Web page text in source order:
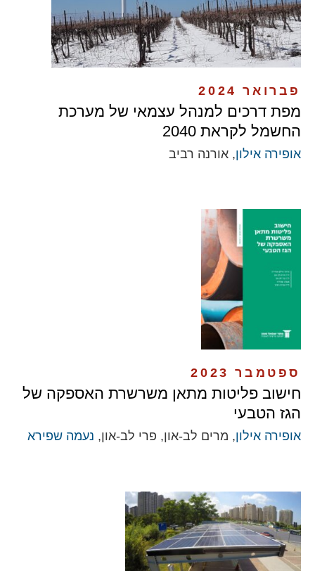
פברואר 2024
מפת דרכים למנהל עצמאי של מערכת
החשמל לקראת 2040
אופירה אילון, אורנה רביב
ספטמבר 2023
חישוב פליטות מתאן משרשרת האספקה של
הגז הטבעי
אופירה אילון, מרים לב-און, פרי לב-און, נעמה שפירא